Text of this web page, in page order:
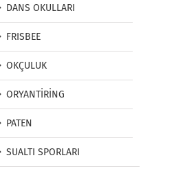
DANS OKULLARI
FRISBEE
OKÇULUK
ORYANTİRİNG
PATEN
SUALTI SPORLARI